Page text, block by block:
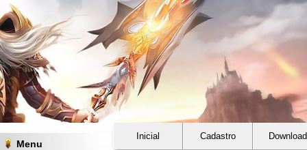
Menu
Inicial Cadastro Download